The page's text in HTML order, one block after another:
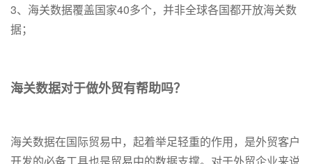
3、海关数据覆盖国家40多个，并非全球各国都开放海关数
据；
海关数据对于做外贸有帮助吗？
海关数据在国际贸易中，起着举足轻重的作用，是外贸客户
开发的必备工具也是贸易中的数据支撑。对于外贸企业来说